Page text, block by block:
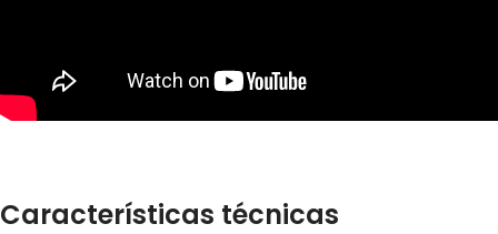
Características técnicas